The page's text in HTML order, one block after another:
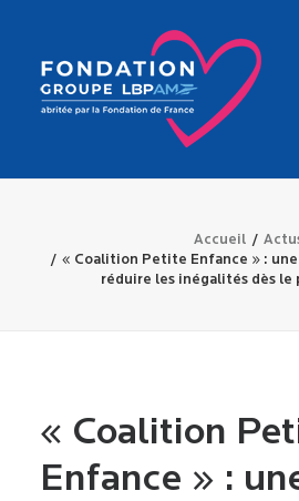
ÉDUCATION
Accueil
« Coalition Petite Enfance » :
réduire les inégalités dès le
« Coalition
Enfance » :